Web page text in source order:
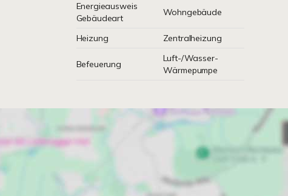
Energieausweis
Gebäudeart
Wohngebäude
Heizung Zentralheizung
Befeuerung
Luft-/Wasser-
Wärmepumpe